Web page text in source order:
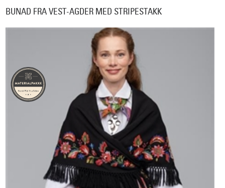
BUNAD FRA VEST-AGDER MED STRIPESTAKK